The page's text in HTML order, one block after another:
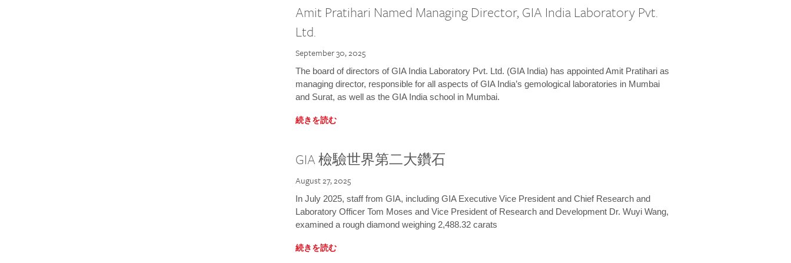
Amit Pratihari Named Managing Director, GIA India Laboratory Pvt.
Ltd.
September 30, 2025
The board of directors of GIA India Laboratory Pvt. Ltd. (GIA India) has appointed Amit Pratihari as
managing director, responsible for all aspects of GIA India’s gemological laboratories in Mumbai
and Surat, as well as the GIA India school in Mumbai.
続きを読む
GIA 檢驗世界第二大鑽石
August 27, 2025
In July 2025, staff from GIA, including GIA Executive Vice President and Chief Research and
Laboratory Officer Tom Moses and Vice President of Research and Development Dr. Wuyi Wang,
examined a rough diamond weighing 2,488.32 carats
続きを読む